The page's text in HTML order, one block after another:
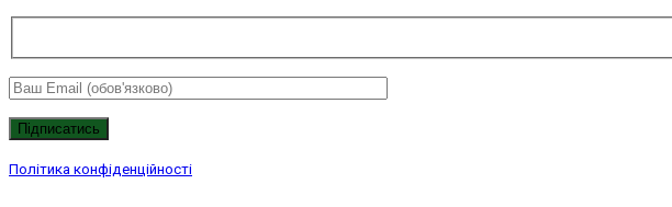
Політика конфіденційності